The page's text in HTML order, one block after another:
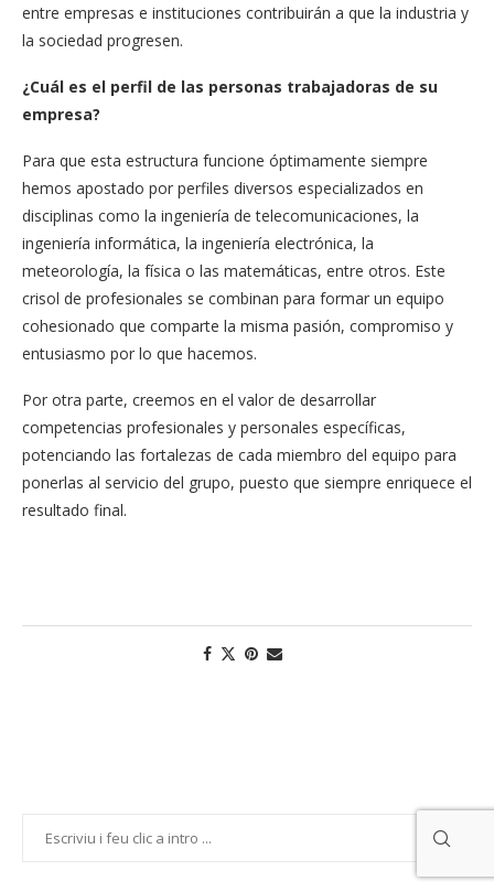
entre empresas e instituciones contribuirán a que la industria y
la sociedad progresen.
¿Cuál es el perfil de las personas trabajadoras de su
empresa?
Para que esta estructura funcione óptimamente siempre
hemos apostado por perfiles diversos especializados en
disciplinas como la ingeniería de telecomunicaciones, la
ingeniería informática, la ingeniería electrónica, la
meteorología, la física o las matemáticas, entre otros. Este
crisol de profesionales se combinan para formar un equipo
cohesionado que comparte la misma pasión, compromiso y
entusiasmo por lo que hacemos.
Por otra parte, creemos en el valor de desarrollar
competencias profesionales y personales específicas,
potenciando las fortalezas de cada miembro del equipo para
ponerlas al servicio del grupo, puesto que siempre enriquece el
resultado final.